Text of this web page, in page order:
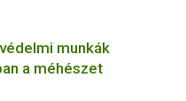
munkák
a méhészet